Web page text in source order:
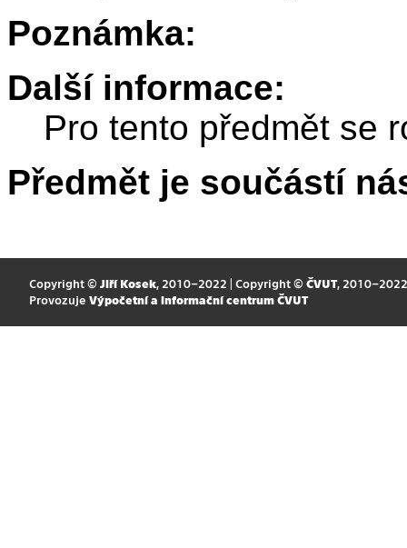
Poznámka:
Další informace:
Pro tento předmět se
Předmět je součástí
Copyright © Jiří Kosek, 2010–2022 | Copyright © ČVUT, 2010–2022
Provozuje Výpočetní a informační centrum ČVUT